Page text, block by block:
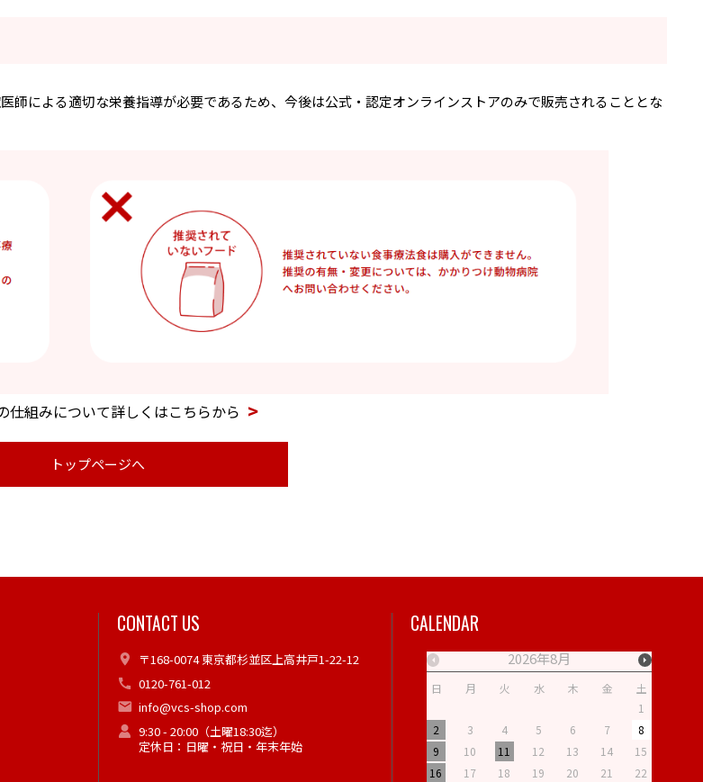
による適切な栄養指導が必要であるため、今後は公式・認定オンラインストアのみで販売されることとな
仕組みについて詳しくはこちらから
トップページへ
CONTACT US
〒168-0074 東京都杉並区上高井戸1-22-12
0120-761-012
info@vcs-shop.com
9:30 - 20:00（土曜18:30迄）
定休日：日曜・祝日・年末年始
CALENDAR
2026年8月
日 月 火 水 木 金
土
1
2
3 4 5 6 7
8
9
10 11 12 13 14
15
16
17 18 19 20 21 22